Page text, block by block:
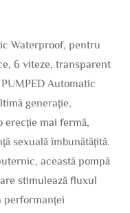
Waterproof, pentru
6 viteze, transparent
Automatic
generație,
erecție mai fermă,
sexuală îmbunătățită.
această pompă
stimulează fluxul
performanței